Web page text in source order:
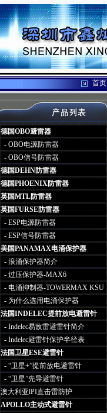
首页
德国OBO避雷器
- OBO电源防雷器
- OBO信号防雷器
德国DEHN防雷器
德国PHOENIX防雷器
英国MTL防雷器
英国FURSE防雷器
- ESP电源防雷器
- ESP信号防雷器
美国PANAMAX电涌保护器
- 浪涌保护器简介
- 过压保护器-MAX6
- 电涌抑制器-TOWERMAX KSU
- 为什么选用电涌保护器
法国INDELEC提前放电避雷针
- Indelec易敌雷避雷针简介
- Indelec避雷针保护半径表
法国卫星ESE避雷针
- “卫星+”提前放电避雷针
- “卫星”先导避雷针
澳大利亚lPI直击雷防护
APOLLO主动式避雷针